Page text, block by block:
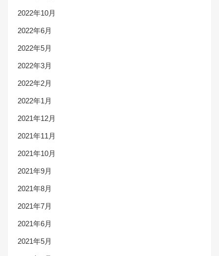
2022年10月
2022年6月
2022年5月
2022年3月
2022年2月
2022年1月
2021年12月
2021年11月
2021年10月
2021年9月
2021年8月
2021年7月
2021年6月
2021年5月